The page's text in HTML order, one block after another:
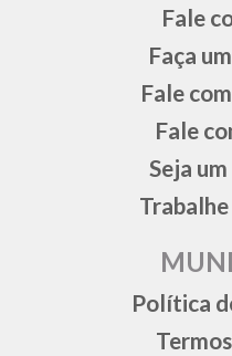
Fale
Faça
Fale
Fale
Seja
Política